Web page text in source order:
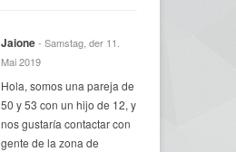
Jaione- Samstag, der 11.
Mai 2019
Hola, somos una pareja de
50 y 53 con un hijo de 12, y
nos gustaría contactar con
gente de la zona de